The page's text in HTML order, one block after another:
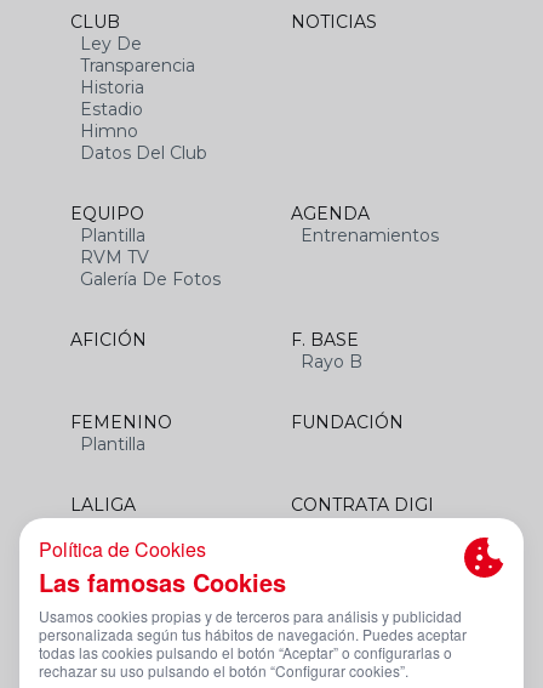
CLUB
Ley De
Transparencia
Historia
Estadio
Himno
Datos Del Club
NOTICIAS
EQUIPO
Plantilla
RVM TV
Galería De Fotos
AGENDA
Entrenamientos
AFICIÓN
F. BASE
Rayo B
FEMENINO
Plantilla
FUNDACIÓN
LALIGA
CONTRATA DIGI